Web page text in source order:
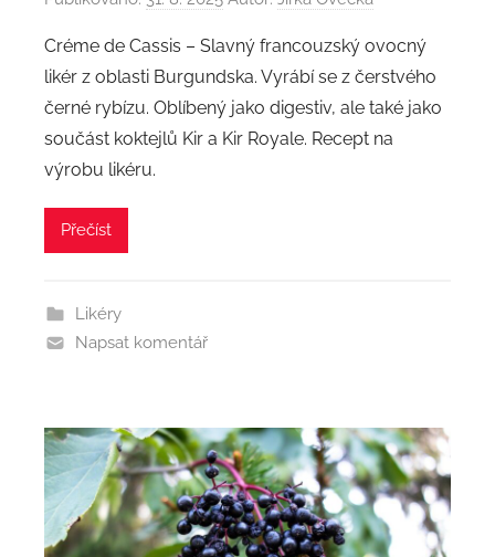
Créme de Cassis – Slavný francouzský ovocný
likér z oblasti Burgundska. Vyrábí se z čerstvého
černé rybízu. Oblíbený jako digestiv, ale také jako
součást koktejlů Kir a Kir Royale. Recept na
výrobu likéru.
Přečíst
Likéry
Napsat komentář